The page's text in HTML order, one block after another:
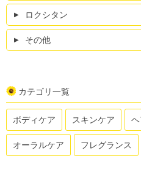
ロクシタン
その他
カテゴリ一覧
ボディケア スキンケア
オーラルケア フレグランス